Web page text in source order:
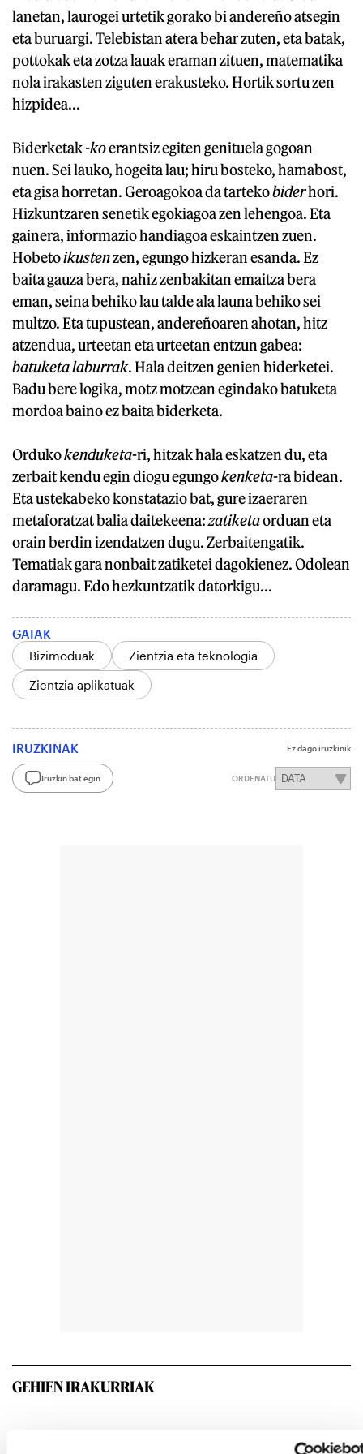
lanetan, laurogei urtetik gorako bi andereño atsegin
eta buruargi. Telebistan atera behar zuten, eta batak,
pottokak eta zotza lauak eraman zituen, matematika
nola irakasten ziguten erakusteko. Hortik sortu zen
hizpidea...
Biderketak-koerantsiz egiten genituela gogoan
nuen. Sei lauko, hogeita lau; hiru bosteko, hamabost,
eta gisa horretan. Geroagokoa da tartekobiderhori.
Hizkuntzaren senetik egokiagoa zen lehengoa. Eta
gainera, informazio handiagoa eskaintzen zuen.
Hobetoikustenzen, egungo hizkeran esanda. Ez
baita gauza bera, nahiz zenbakitan emaitza bera
eman, seina behiko lau talde ala launa behiko sei
multzo. Eta tupustean, andereñoaren ahotan, hitz
atzendua, urteetan eta urteetan entzun gabea:
batuketa laburrak. Hala deitzen genien biderketei.
Badu bere logika, motz motzean egindako batuketa
mordoa baino ez baita biderketa.
Ordukokenduketa-ri, hitzak hala eskatzen du, eta
zerbait kendu egin diogu egungokenketa-ra bidean.
Eta ustekabeko konstatazio bat, gure izaeraren
metaforatzat balia daitekeena:zatiketaorduan eta
orain berdin izendatzen dugu. Zerbaitengatik.
Tematiak gara nonbait zatiketei dagokienez. Odolean
daramagu. Edo hezkuntzatik datorkigu...
GAIAK
Bizimoduak
Zientzia eta teknologia
Zientzia aplikatuak
IRUZKINAK Ez dago iruzkinik
Iruzkin bat egin ORDENATU
GEHIEN IRAKURRIAK